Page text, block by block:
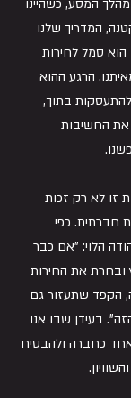
המסע, כשהיינו
המדריך שלנו
סמל לחירות
הרגע ההוא
בתוך,
את החשיבות
זו לא רק זכות
חברתית. כפי
הלוי: "אם כבר
ובחרת את החירות
הקפד שתעזור גם
בעידן שבו אנו
כחברה ולהבטיח